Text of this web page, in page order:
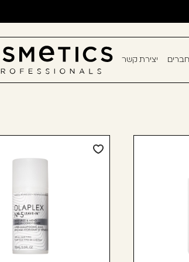
יצירת קשר
נרשמתם? יאללה, תצטרפו!
ותוכלו ליהנות מהיתרונות של משתמש